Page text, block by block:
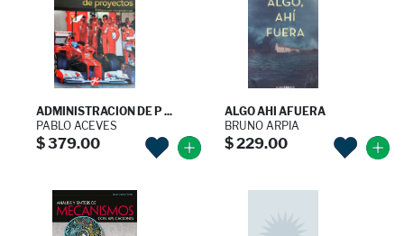
ADMINISTRACION DE P ...
PABLO ACEVES
$ 379.00
ALGO AHI AFUERA
BRUNO ARPIA
$ 229.00